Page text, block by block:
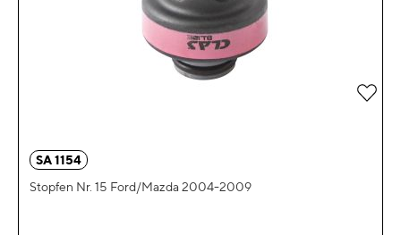
SA 1154
Stopfen Nr. 15 Ford/Mazda 2004-2009
Zur